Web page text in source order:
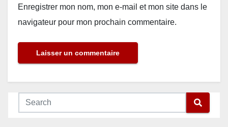
Enregistrer mon nom, mon e-mail et mon site dans le
navigateur pour mon prochain commentaire.